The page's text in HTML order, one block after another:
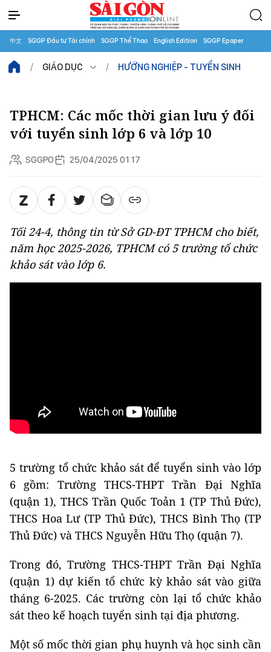
中文 SGGP Đầu tư Tài chính SGGP Thể Thao English Edition SGGP Epaper
GIÁO DỤC HƯỚNG NGHIỆP - TUYỂN SINH
TPHCM: Các mốc thời gian lưu ý đối
với tuyển sinh lớp 6 và lớp 10
SGGPO 25/04/2025 01:17
Tối 24-4, thông tin từ Sở GD-ĐT TPHCM cho biết,
năm học 2025-2026, TPHCM có 5 trường tổ chức
khảo sát vào lớp 6.
5 trường tổ chức khảo sát để tuyển sinh vào lớp
6 gồm: Trường THCS-THPT Trần Đại Nghĩa
(quận 1), THCS Trần Quốc Toản 1 (TP Thủ Đức),
THCS Hoa Lư (TP Thủ Đức), THCS Bình Thọ (TP
Thủ Đức) và THCS Nguyễn Hữu Thọ (quận 7).
Trong đó, Trường THCS-THPT Trần Đại Nghĩa
(quận 1) dự kiến tổ chức kỳ khảo sát vào giữa
tháng 6-2025. Các trường còn lại tổ chức khảo
sát theo kế hoạch tuyển sinh tại địa phương.
Một số mốc thời gian phụ huynh và học sinh cần